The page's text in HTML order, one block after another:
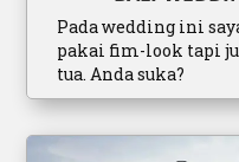
Pada wedding ini
pakai fim-look tapi
tua. Anda suka?